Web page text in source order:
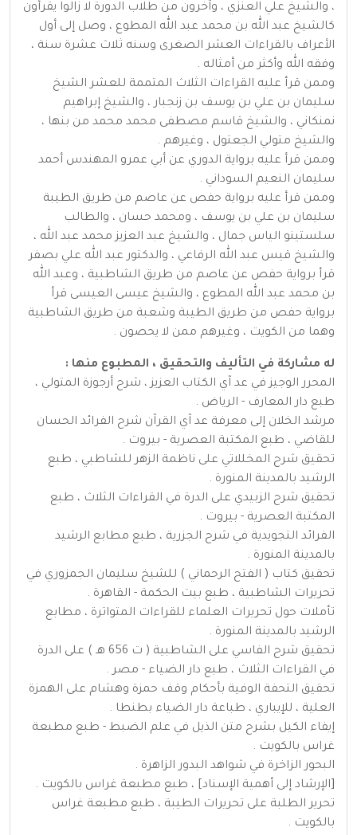
، والشيخ علي العنزي ، وآخرون من طلاب الدورة لا زالوا يقرأون
كالشيخ عبد الله بن محمد عبد الله المطوع ، وصل إلى أول
الأعراف بالقراءات العشر الصغرى وسنه ثلاث عشرة سنة ،
وفقه الله وأكثر من أمثاله .
وممن قرأ عليه القراءات الثلاث المتممة للعشر الشيخ
سليمان بن علي بن يوسف بن زنجبار ، والشيخ إبراهيم
نمنكاني ، والشيخ قاسم مصطفى محمد محمد من بنها ،
والشيخ متولي الجعتول ، وغيرهم .
وممن قرأ عليه برواية الدوري عن أبي عمرو المهندس أحمد
سليمان النعيم السوداني .
وممن قرأ عليه برواية حفص عن عاصم من طريق الطيبة
سليمان بن علي بن يوسف ، ومحمد حسان ، والطالب
سلستينو الياس جمال ، والشيخ عبد العزيز محمد عبد الله ،
والشيخ قيس عبد الله الرفاعي ، والدكتور عبد الله علي بصفر
قرأ برواية حفص عن عاصم من طريق الشاطبية ، وعبد الله
بن محمد عبد الله المطوع ، والشيخ عيسى العيسى قرأ
برواية حفص من طريق الطيبة وشعبة من طريق الشاطبية
وهما من الكويت ، وغيرهم ممن لا يحصون .
له مشاركة في التأليف والتحقيق ، المطبوع منها :
المحرر الوجيز في عد آي الكتاب العزيز ، شرح أرجوزة المتولي ،
طبع دار المعارف - الرياض .
مرشد الخلان إلى معرفة عد آي القرآن شرح الفرائد الحسان
للقاضي ، طبع المكتبة العصرية - بيروت .
تحقيق شرح المخللاتي على ناظمة الزهر للشاطبي ، طبع
الرشيد بالمدينة المنورة .
تحقيق شرح الزبيدي على الدرة في القراءات الثلاث ، طبع
المكتبة العصرية - بيروت .
الفرائد التجويدية في شرح الجزرية ، طبع مطابع الرشيد
بالمدينة المنورة .
تحقيق كتاب ( الفتح الرحماني ) للشيخ سليمان الجمزوري في
تحريرات الشاطبية ، طبع بيت الحكمة - القاهرة .
تأملات حول تحريرات العلماء للقراءات المتواترة ، مطابع
الرشيد بالمدينة المنورة .
تحقيق شرح الفاسي على الشاطبية ( ت 656 هـ ) على الدرة
في القراءات الثلاث ، طبع دار الضياء - مصر .
تحقيق التحفة الوفية بأحكام وقف حمزة وهشام على الهمزة
العلية ، للإيباري ، طباعة دار الضياء بطنطا .
إيفاء الكيل بشرح متن الذيل في علم الضبط - طبع مطبعة
غراس بالكويت .
البحور الزاخرة في شواهد البدور الزاهرة .
[الإرشاد إلى أهمية الإسناد] ، طبع مطبعة غراس بالكويت .
تحرير الطلبة على تحريرات الطيبة ، طبع مطبعة غراس
بالكويت .